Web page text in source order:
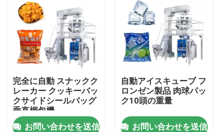
家
完全に自動 スナックク
レーカー クッキーバッ
クサイドシールバッグ
垂直梱包機
お問い合わせを送信
自動アイスキューブ フ
ロンゼン製品 肉球パッ
ク10頭の重量
お問い合わせを送信